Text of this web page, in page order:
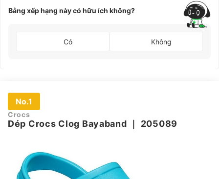
Bảng xếp hạng này có hữu ích không?
Có Không
No.1
Crocs
Dép Crocs Clog Bayaband 205089